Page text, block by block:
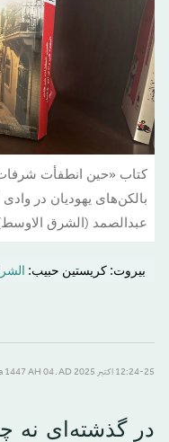
کتاب «حين انطفأت
بالکن‌های یهودیان در
عبدالصمد (الشرق
بیروت: کریستین حبیب:
12:24-25 اکتبر 2025 AD ـ 04 Jumada Al-Ula 1447 AH